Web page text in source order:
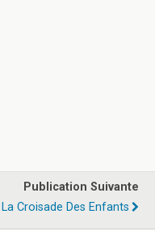
Publication Suivante
La Croisade Des Enfants